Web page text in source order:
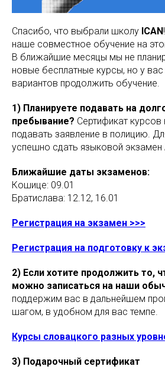
Спасибо, что выбрали школу ICAN
наше совместное обучение на
В ближайшие месяцы мы не
новые бесплатные курсы, но у
вариантов продолжить обучение.
1) Планируете подавать на
пребывание? Сертификат курсов
подавать заявление в полицию.
успешно сдать языковой экзамен
Ближайшие даты экзаменов:
Кошице: 09.01
Братислава: 12.12, 16.01
Регистрация на экзамен >>>
Регистрация на подготовку к
2) Если хотите продолжить то,
можно записаться на наши
поддержим вас в дальнейшем
шагом, в удобном для вас темпе.
Курсы словацкого разных
3) Подарочный сертификат